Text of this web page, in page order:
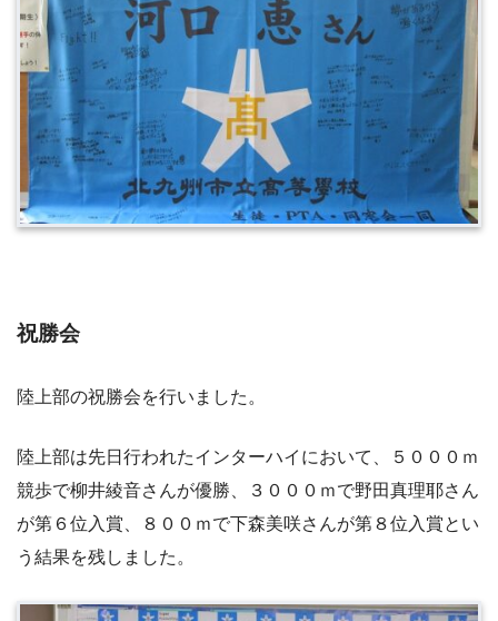
祝勝会
陸上部の祝勝会を行いました。
陸上部は先日行われたインターハイにおいて、５０００ｍ
競歩で柳井綾音さんが優勝、３０００ｍで野田真理耶さん
が第６位入賞、８００ｍで下森美咲さんが第８位入賞とい
う結果を残しました。